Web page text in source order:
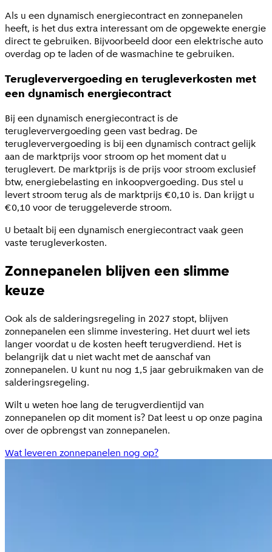
Als u een dynamisch energiecontract en zonnepanelen
heeft, is het dus extra interessant om de opgewekte energie
direct te gebruiken. Bijvoorbeeld door een elektrische auto
overdag op te laden of de wasmachine te gebruiken.
Terugleververgoeding en terugleverkosten met
een dynamisch energiecontract
Bij een dynamisch energiecontract is de
terugleververgoeding geen vast bedrag. De
terugleververgoeding is bij een dynamisch contract gelijk
aan de marktprijs voor stroom op het moment dat u
teruglevert. De marktprijs is de prijs voor stroom exclusief
btw, energiebelasting en inkoopvergoeding. Dus stel u
levert stroom terug als de marktprijs €0,10 is. Dan krijgt u
€0,10 voor de teruggeleverde stroom.
U betaalt bij een dynamisch energiecontract vaak geen
vaste terugleverkosten.
Zonnepanelen blijven een slimme
keuze
Ook als de salderingsregeling in 2027 stopt, blijven
zonnepanelen een slimme investering. Het duurt wel iets
langer voordat u de kosten heeft terugverdiend. Het is
belangrijk dat u niet wacht met de aanschaf van
zonnepanelen. U kunt nu nog 1,5 jaar gebruikmaken van de
salderingsregeling.
Wilt u weten hoe lang de terugverdientijd van
zonnepanelen op dit moment is? Dat leest u op onze pagina
over de opbrengst van zonnepanelen.
Wat leveren zonnepanelen nog op?